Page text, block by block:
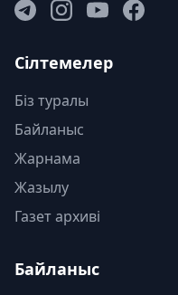
Сілтемелер
Біз туралы
Байланыс
Жарнама
Жазылу
Газет архиві
Байланыс